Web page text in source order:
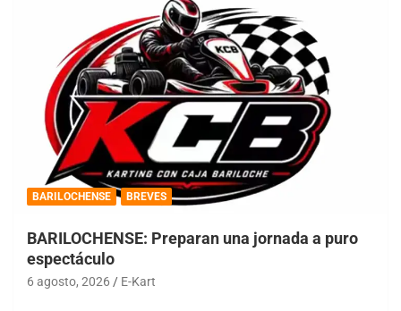
BARILOCHENSE BREVES
BARILOCHENSE: Preparan una jornada a puro
espectáculo
6 agosto, 2026 E-Kart